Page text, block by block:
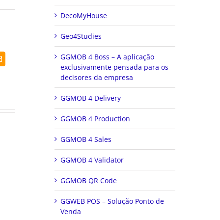
Email
(necessário
DecoMyHouse
Geo4Studies
GGMOB 4 Boss – A aplicação
exclusivamente pensada para os
decisores da empresa
GGMOB 4 Delivery
GGMOB 4 Production
GGMOB 4 Sales
GGMOB 4 Validator
GGMOB QR Code
GGWEB POS – Solução Ponto de
Venda